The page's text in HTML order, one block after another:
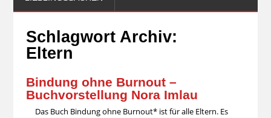
Schlagwort Archiv:
Eltern
Bindung ohne Burnout –
Buchvorstellung Nora Imlau
Das Buch Bindung ohne Burnout* ist für alle Eltern. Es